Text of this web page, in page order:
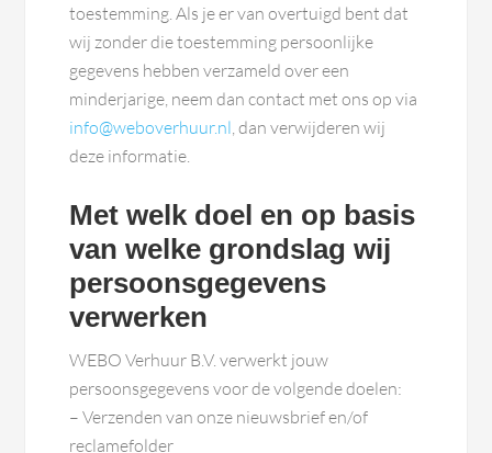
toestemming. Als je er van overtuigd bent dat
wij zonder die toestemming persoonlijke
gegevens hebben verzameld over een
minderjarige, neem dan contact met ons op via
info@weboverhuur.nl , dan verwijderen wij
deze informatie.
Met welk doel en op basis
van welke grondslag wij
persoonsgegevens
verwerken
WEBO Verhuur B.V. verwerkt jouw
persoonsgegevens voor de volgende doelen:
– Verzenden van onze nieuwsbrief en/of
reclamefolder